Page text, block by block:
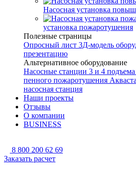
Насосная установка
установка пожаротушения
Полезные страницы
Опросный лист 3Д-модель
презентацию
Альтернативное оборудование
Насосные станции 3 и 4 подъема
пенного пожаротушения
насосная станция
Наши проекты
Отзывы
О компании
BUSINESS
8 800 200 62 69
Заказать расчет